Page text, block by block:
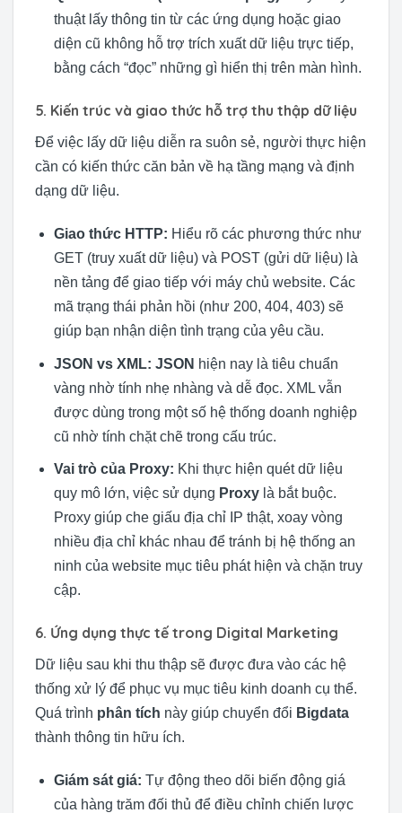
thuật lấy thông tin từ các ứng dụng hoặc giao
diện cũ không hỗ trợ trích xuất dữ liệu trực tiếp,
bằng cách “đọc” những gì hiển thị trên màn hình.
5. Kiến trúc và giao thức hỗ trợ thu thập dữ liệu
Để việc lấy dữ liệu diễn ra suôn sẻ, người thực hiện
cần có kiến thức căn bản về hạ tầng mạng và định
dạng dữ liệu.
Giao thức HTTP: Hiểu rõ các phương thức như
GET (truy xuất dữ liệu) và POST (gửi dữ liệu) là
nền tảng để giao tiếp với máy chủ website. Các
mã trạng thái phản hồi (như 200, 404, 403) sẽ
giúp bạn nhận diện tình trạng của yêu cầu.
JSON vs XML: JSON hiện nay là tiêu chuẩn
vàng nhờ tính nhẹ nhàng và dễ đọc. XML vẫn
được dùng trong một số hệ thống doanh nghiệp
cũ nhờ tính chặt chẽ trong cấu trúc.
Vai trò của Proxy: Khi thực hiện quét dữ liệu
quy mô lớn, việc sử dụng Proxylà bắt buộc.
Proxy giúp che giấu địa chỉ IP thật, xoay vòng
nhiều địa chỉ khác nhau để tránh bị hệ thống an
ninh của website mục tiêu phát hiện và chặn truy
cập.
6. Ứng dụng thực tế trong Digital Marketing
Dữ liệu sau khi thu thập sẽ được đưa vào các hệ
thống xử lý để phục vụ mục tiêu kinh doanh cụ thể.
Quá trình phân tích này giúp chuyển đổi Bigdata
thành thông tin hữu ích.
Giám sát giá: Tự động theo dõi biến động giá
của hàng trăm đối thủ để điều chỉnh chiến lược